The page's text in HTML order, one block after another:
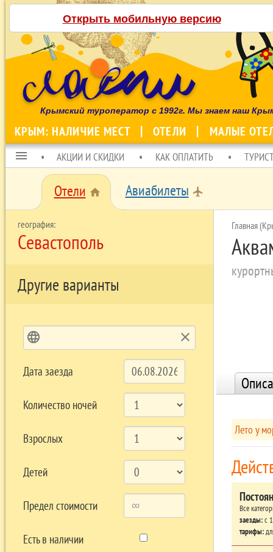
Открыть мобильную версию
Крымский туроператор с 1992г. Мы знаем наш
КРЫМ: НАЛИЧИЕ МЕСТ ОТЕЛИ МАЛЫЕ
menu АКЦИИ И СКИДКИ КАК ОПЛАТИТЬ
Отели home Авиабилеты local_airport
Севастополь
Другие варианты
language clear
Дата заезда
Количество ночей
Взрослых
Детей
Предел стоимости
Есть в наличии
Главная
Лето у
Все
заезды:c
тарифы: